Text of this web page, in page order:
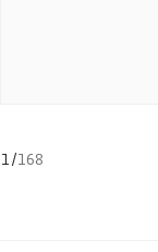
1/168